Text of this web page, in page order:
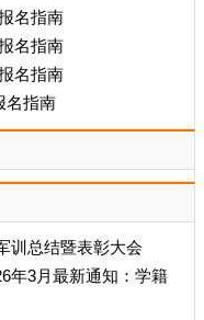
名指南
名指南
名指南
名指南
训总结暨表彰大会
年3月最新通知：学籍